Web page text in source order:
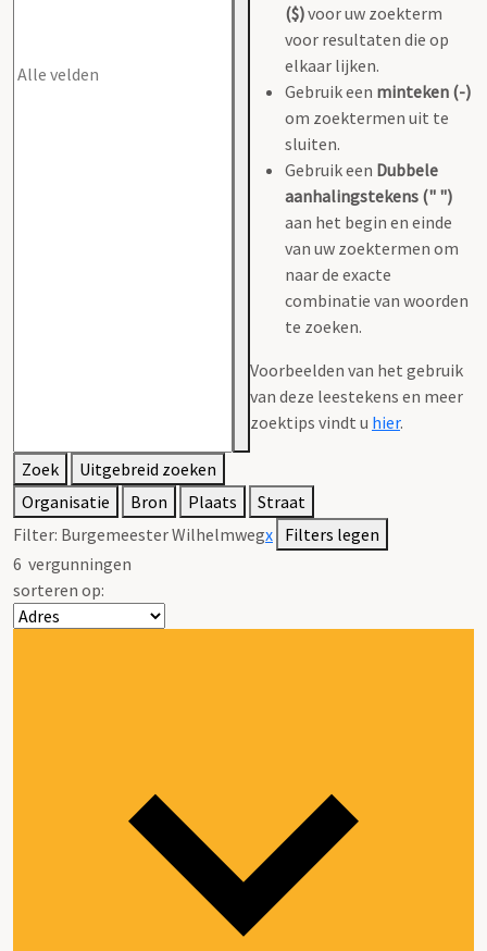
($)voor uw zoekterm
voor resultaten die op
elkaar lijken.
Gebruik een minteken (-)
om zoektermen uit te
sluiten.
Gebruik een Dubbele
aanhalingstekens (" ")
aan het begin en einde
van uw zoektermen om
naar de exacte
combinatie van woorden
te zoeken.
Voorbeelden van het gebruik
van deze leestekens en meer
zoektips vindt u hier.
Zoek
Uitgebreid zoeken
Organisatie
Bron Plaats
Straat
Filter: Burgemeester Wilhelmwegx Filters legen
6 vergunningen
sorteren op: